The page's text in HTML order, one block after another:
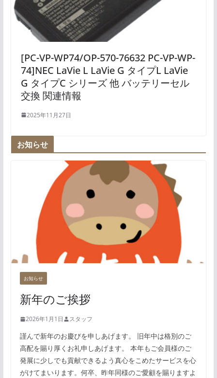
[PC-VP-WP74/OP-570-76632 PC-VP-WP-
74]NEC LaVie L LaVie G タイプL LaVie
G タイプC シリーズ 他 バッテリーセル
交換 関連情報
2025年11月27日
お知らせ
お知らせ
新年のご挨拶
2026年1月1日 スタッフ
謹んで新年のお慶びを申しあげます。 旧年中は格別のご
高配を賜り厚くお礼申しあげます。 本年もご会員様のご
発展に少しでも貢献できるよう真心をこめたサービスを心
がけてまいります。何卒、昨年同様のご愛顧を賜りますよ